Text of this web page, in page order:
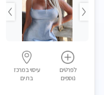
לפרטים
נוספים
עיסוי במרכז
בת ים